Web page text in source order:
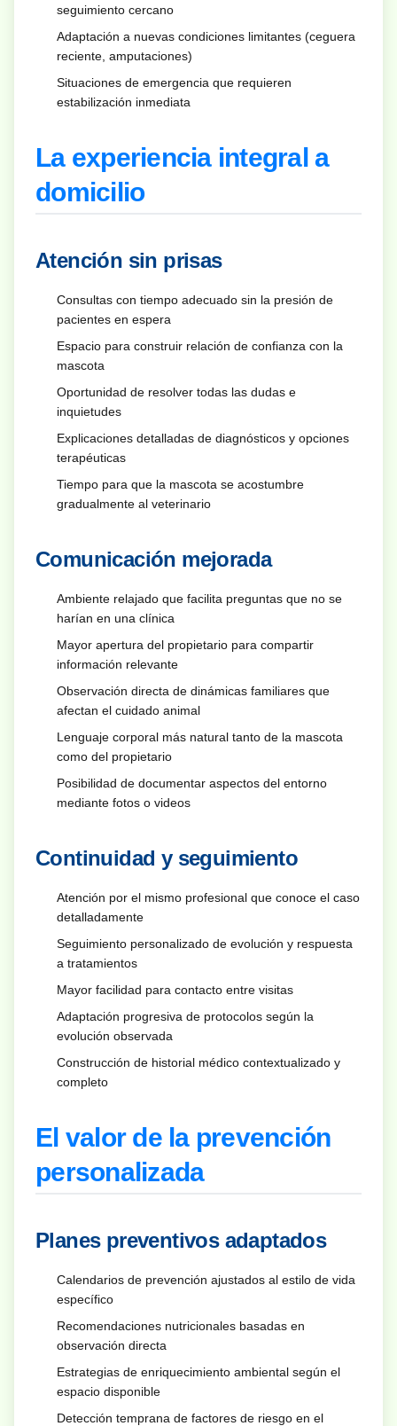
seguimiento cercano
Adaptación a nuevas condiciones limitantes (ceguera
reciente, amputaciones)
Situaciones de emergencia que requieren
estabilización inmediata
La experiencia integral a
domicilio
Atención sin prisas
Consultas con tiempo adecuado sin la presión de
pacientes en espera
Espacio para construir relación de confianza con la
mascota
Oportunidad de resolver todas las dudas e
inquietudes
Explicaciones detalladas de diagnósticos y opciones
terapéuticas
Tiempo para que la mascota se acostumbre
gradualmente al veterinario
Comunicación mejorada
Ambiente relajado que facilita preguntas que no se
harían en una clínica
Mayor apertura del propietario para compartir
información relevante
Observación directa de dinámicas familiares que
afectan el cuidado animal
Lenguaje corporal más natural tanto de la mascota
como del propietario
Posibilidad de documentar aspectos del entorno
mediante fotos o videos
Continuidad y seguimiento
Atención por el mismo profesional que conoce el caso
detalladamente
Seguimiento personalizado de evolución y respuesta
a tratamientos
Mayor facilidad para contacto entre visitas
Adaptación progresiva de protocolos según la
evolución observada
Construcción de historial médico contextualizado y
completo
El valor de la prevención
personalizada
Planes preventivos adaptados
Calendarios de prevención ajustados al estilo de vida
específico
Recomendaciones nutricionales basadas en
observación directa
Estrategias de enriquecimiento ambiental según el
espacio disponible
Detección temprana de factores de riesgo en el